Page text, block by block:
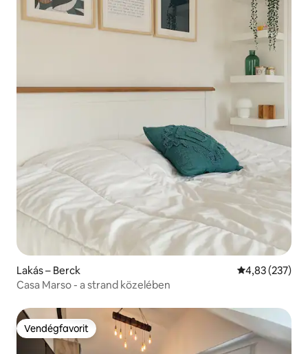
Lakás – Berck Átlagos
4,83 (237)
Casa Marso - a strand közelében
Vendégfavorit
Vendégfavorit